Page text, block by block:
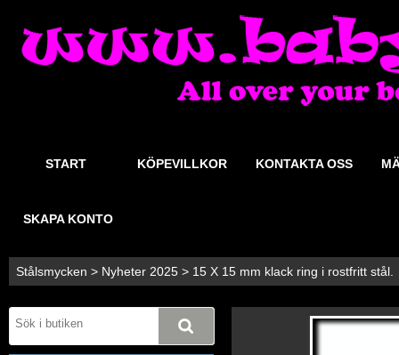
START KÖPEVILLKOR KONTAKTA OSS
SKAPA KONTO
Stålsmycken > Nyheter 2025 > 15 X 15 mm klack ring i rostfritt stål.